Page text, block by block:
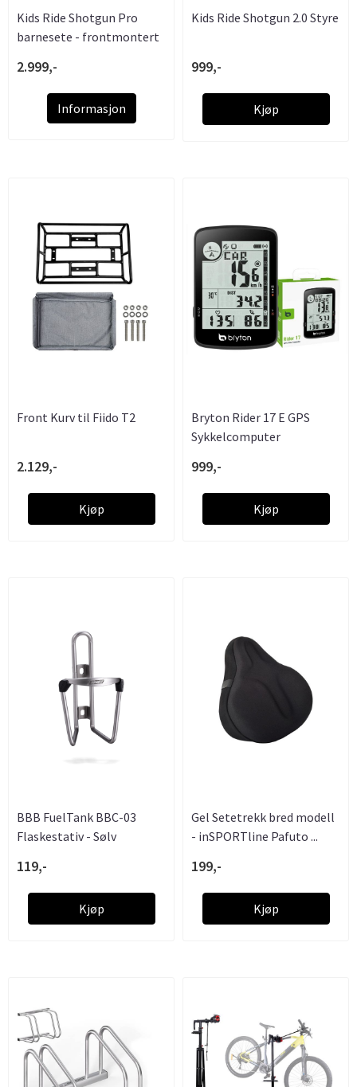
Kids Ride Shotgun Pro
barnesete - frontmontert
2.999,-
Informasjon
Kids Ride Shotgun 2.0 Styre
999,-
Kjøp
Front Kurv til Fiido T2
2.129,-
Kjøp
Bryton Rider 17 E GPS
Sykkelcomputer
999,-
Kjøp
BBB FuelTank BBC-03
Flaskestativ - Sølv
119,-
Kjøp
Gel Setetrekk bred modell
- inSPORTline Pafuto ...
199,-
Kjøp